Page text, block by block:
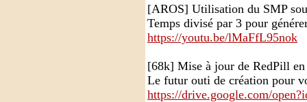
[AROS] Utilisation du SMP
Temps divisé par 3 pour
https://youtu.be/lMaFfL95nok
[68k] Mise à jour de RedPill
Le futur outi de création pour
https://drive.google.com/